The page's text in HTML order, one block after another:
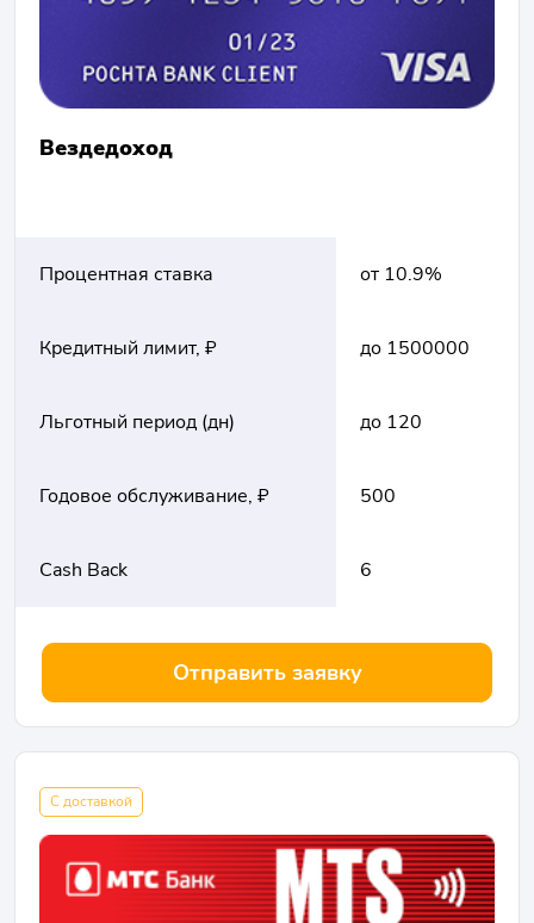
Вездедоход
Процентная ставка от 10.9%
Кредитный лимит, ₽ до 1500000
Льготный период (дн) до 120
Годовое обслуживание, ₽ 500
Cash Back 6
Отправить заявку
С доставкой